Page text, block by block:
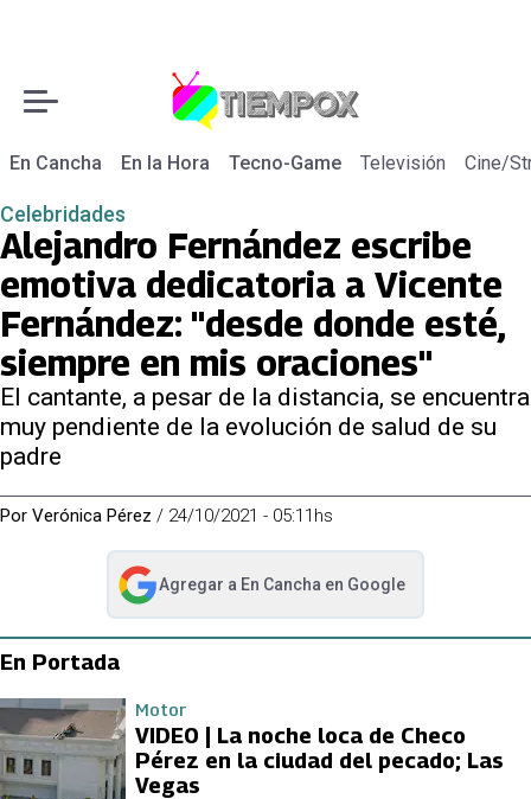
En Cancha En la Hora Tecno-Game Televisión Cine/
Celebridades
Alejandro Fernández escribe
emotiva dedicatoria a Vicente
Fernández: "desde donde esté,
siempre en mis oraciones"
El cantante, a pesar de la distancia, se encuentra
muy pendiente de la evolución de salud de su
padre
Por Verónica Pérez / 24/10/2021 - 05:11hs
Agregar a En Cancha en Google
abre en nueva pestaña
En Portada
Motor
VIDEO | La noche loca de Checo
Pérez en la ciudad del pecado; Las
Vegas